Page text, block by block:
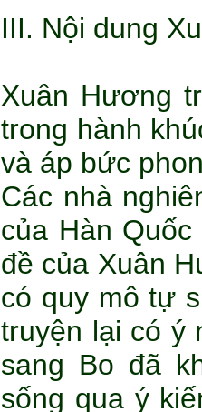
III. Nội dung
Xuân Hương
trong hành
và áp bức
Các nhà
của Hàn
đề của Xuân
có quy mô tự
truyện lại có ý
sang Bo đã
sống qua ý